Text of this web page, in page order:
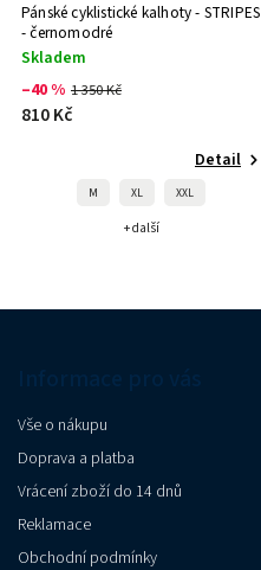
Pánské cyklistické kalhoty - STRIPES
- černomodré
Skladem
–40 % 1 350 Kč
810 Kč
Detail
M XL XXL
+ další
Vše o nákupu
Doprava a platba
Vrácení zboží do 14 dnů
Reklamace
Obchodní podmínky